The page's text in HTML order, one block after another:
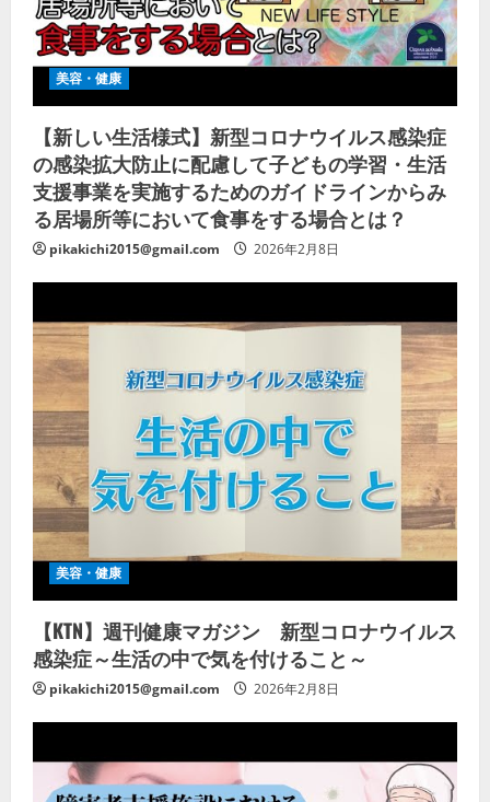
美容・健康
【新しい生活様式】新型コロナウイルス感染症
の感染拡大防止に配慮して子どもの学習・生活
支援事業を実施するためのガイドラインからみ
る居場所等において食事をする場合とは？
pikakichi2015@gmail.com 2026年2月8日
美容・健康
【KTN】週刊健康マガジン 新型コロナウイルス
感染症～生活の中で気を付けること～
pikakichi2015@gmail.com 2026年2月8日